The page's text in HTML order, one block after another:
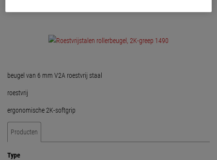
beugel van 6 mm V2A roestvrij staal
roestvrij
ergonomische 2K-softgrip
Producten
Type